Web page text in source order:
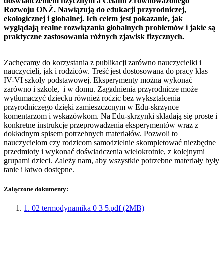
Rozwoju ONŻ. Nawiązują do edukacji przyrodniczej,
ekologicznej i globalnej. Ich celem jest pokazanie, jak
wyglądają realne rozwiązania globalnych problemów i jakie są
praktyczne zastosowania różnych zjawisk fizycznych.
Zachęcamy do korzystania z publikacji zarówno nauczycielki i
nauczycieli, jak i rodziców. Treść jest dostosowana do pracy klas
IV-VI szkoły podstawowej. Eksperymenty można wykonać
zarówno i szkole, i w domu. Zagadnienia przyrodnicze może
wytłumaczyć dziecku również rodzic bez wykształcenia
przyrodniczego dzięki zamieszczonym w Edu-skrzynce
komentarzom i wskazówkom. Na Edu-skrzynki składają się proste i
konkretne instrukcje przeprowadzenia eksperymentów wraz z
dokładnym spisem potrzebnych materiałów. Pozwoli to
nauczycielom czy rodzicom samodzielnie skompletować niezbędne
przedmioty i wykonać doświadczenia wielokrotnie, z kolejnymi
grupami dzieci. Zależy nam, aby wszystkie potrzebne materiały były
tanie i łatwo dostępne.
Załączone dokumenty:
1. 02 termodynamika 0 3 5.pdf (2MB)